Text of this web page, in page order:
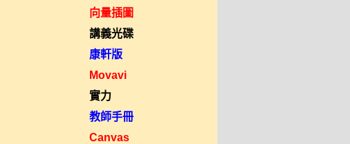
向量插圖
講義光碟
康軒版
Movavi
實力
教師手冊
Canvas